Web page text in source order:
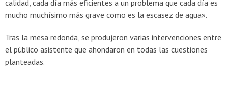
calidad, cada día más eficientes a un problema que cada día es
mucho muchísimo más grave como es la escasez de agua».
Tras la mesa redonda, se produjeron varias intervenciones entre
el público asistente que ahondaron en todas las cuestiones
planteadas.